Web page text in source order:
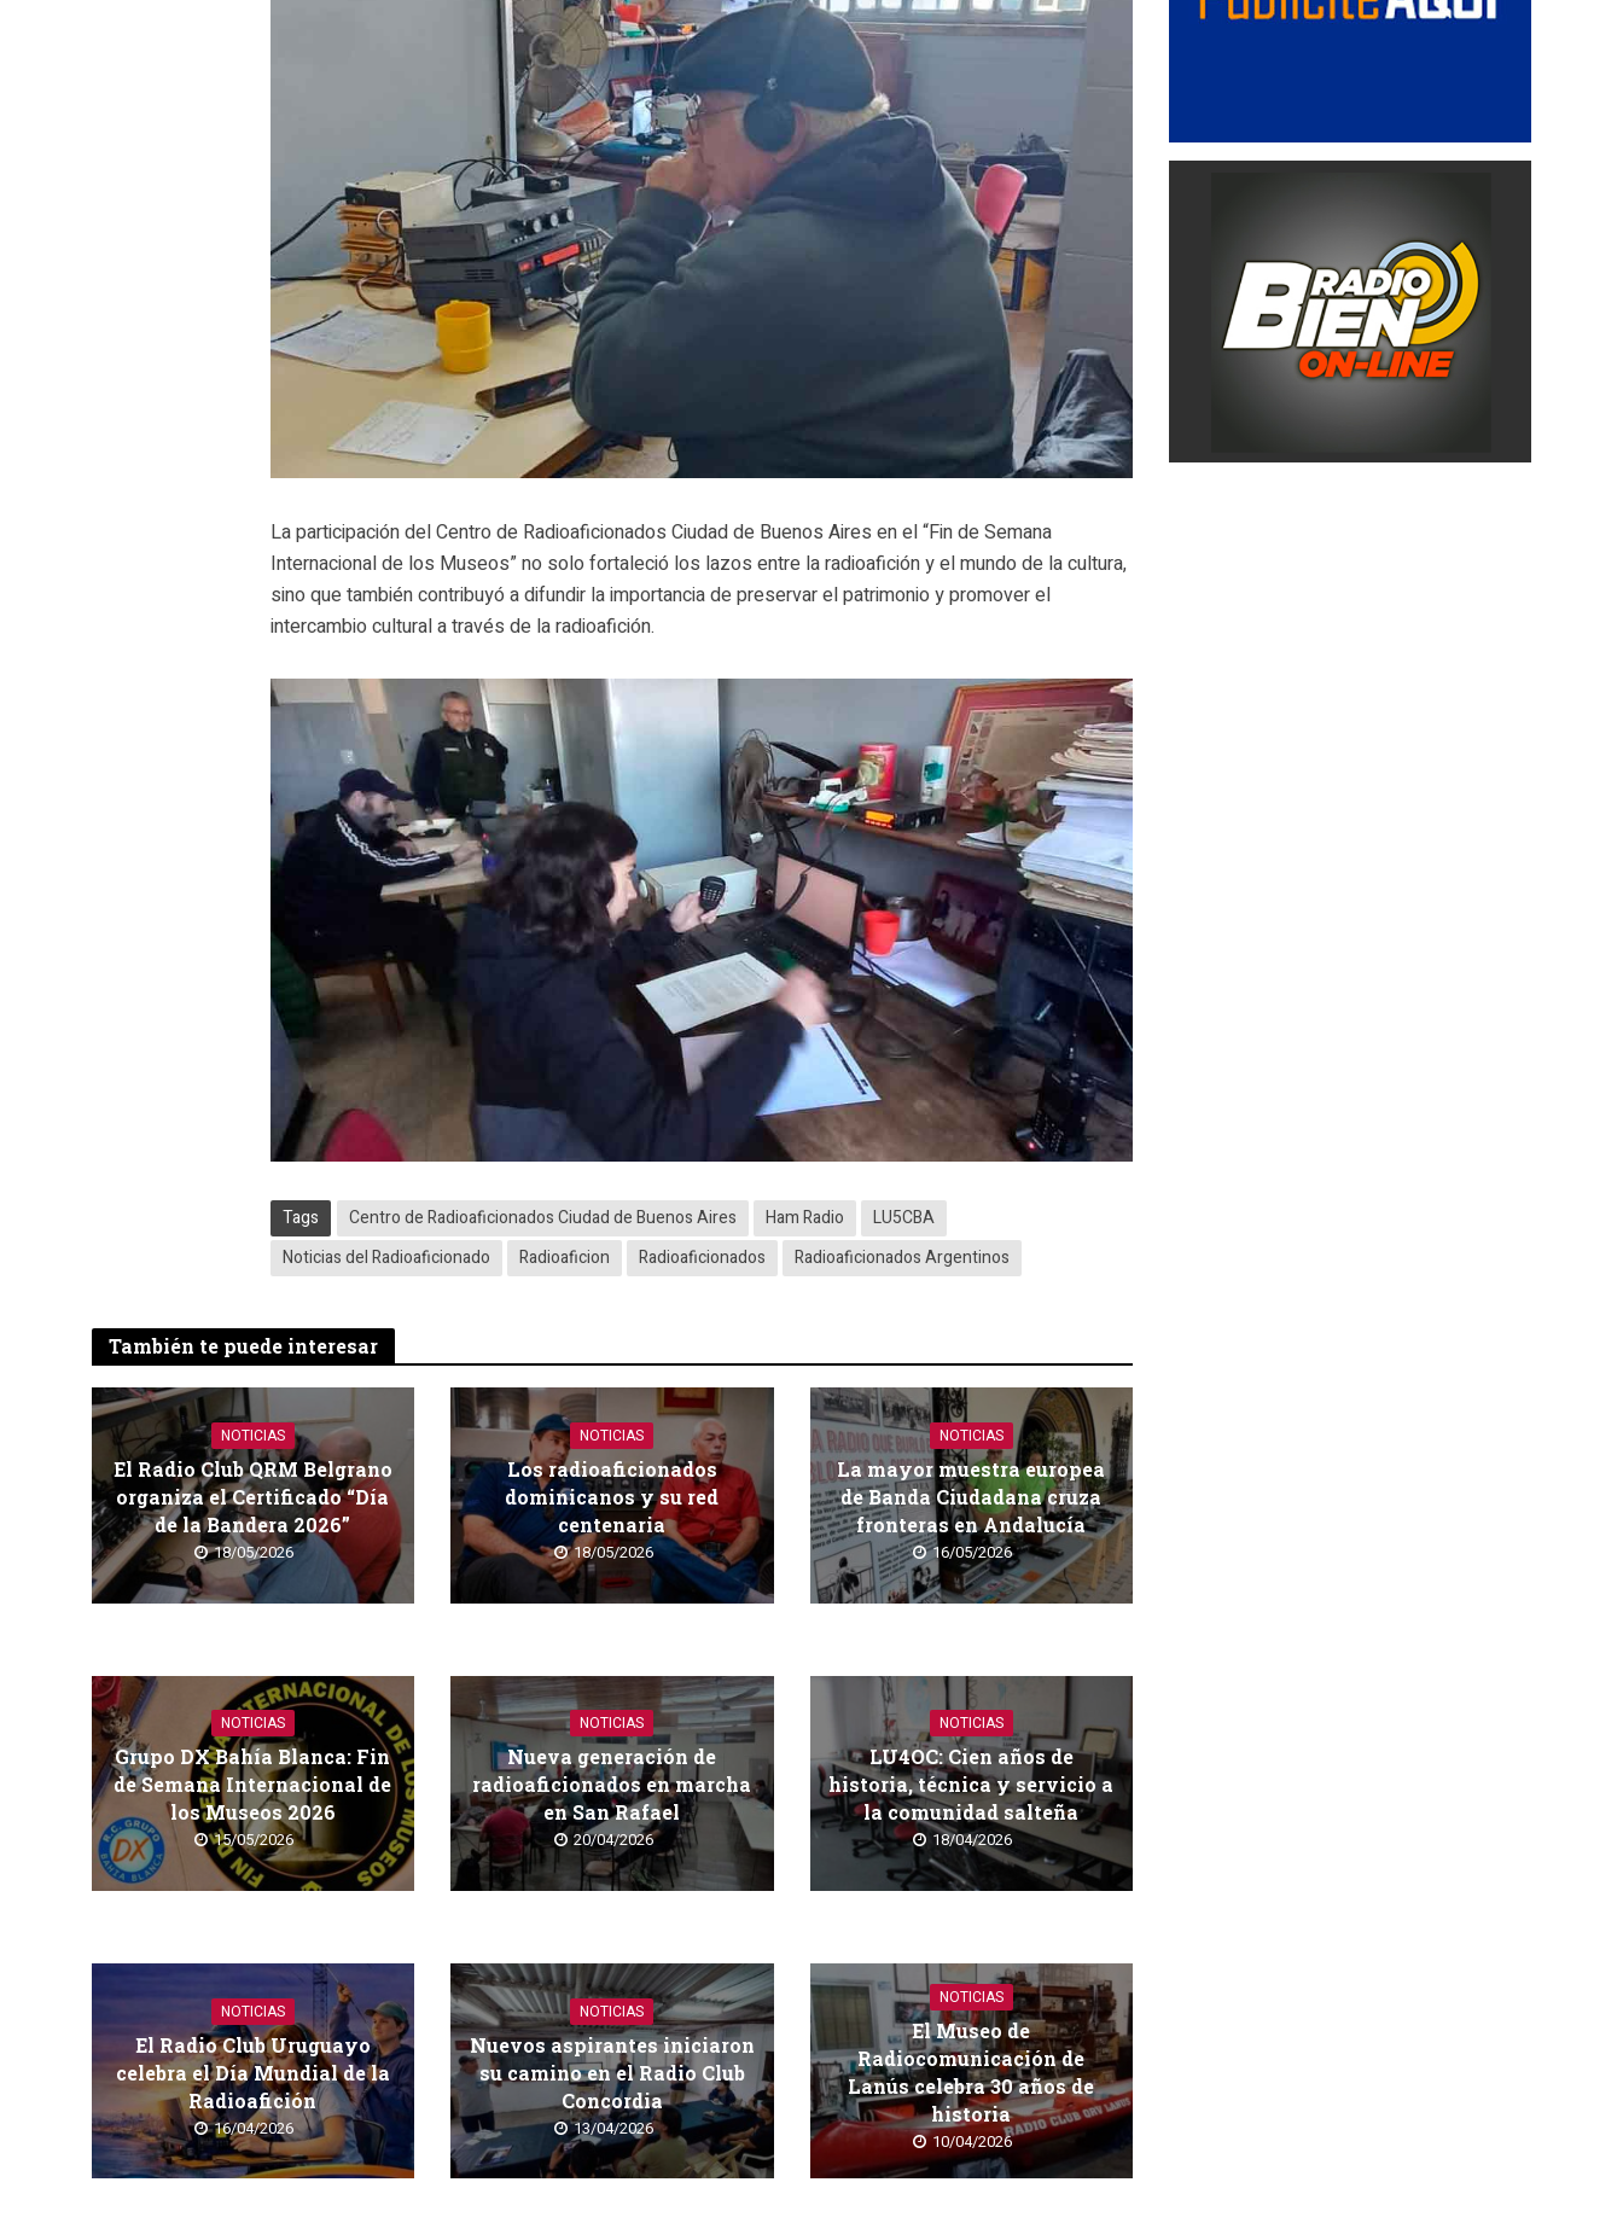
La participación del Centro de Radioaficionados Ciudad de Buenos Aires en el “Fin de Semana
Internacional de los Museos” no solo fortaleció los lazos entre la radioafición y el mundo de la cultura,
sino que también contribuyó a difundir la importancia de preservar el patrimonio y promover el
intercambio cultural a través de la radioafición.
Tags Centro de Radioaficionados Ciudad de Buenos Aires Ham Radio
LU5CBA
Noticias del Radioaficionado
Radioaficion Radioaficionados Radioaficionados Argentinos
También te puede interesar
NOTICIAS
El Radio Club QRM Belgrano
organiza el Certificado “Día
de la Bandera 2026”
18/05/2026
NOTICIAS
Los radioaficionados
dominicanos y su red
centenaria
18/05/2026
NOTICIAS
La mayor muestra europea
de Banda Ciudadana cruza
fronteras en Andalucía
16/05/2026
NOTICIAS
Grupo DX Bahía Blanca: Fin
de Semana Internacional de
los Museos 2026
15/05/2026
NOTICIAS
Nueva generación de
radioaficionados en marcha
en San Rafael
20/04/2026
NOTICIAS
LU4OC: Cien años de
historia, técnica y servicio a
la comunidad salteña
18/04/2026
NOTICIAS
El Radio Club Uruguayo
celebra el Día Mundial de la
Radioafición
16/04/2026
NOTICIAS
Nuevos aspirantes iniciaron
su camino en el Radio Club
Concordia
13/04/2026
NOTICIAS
El Museo de
Radiocomunicación de
Lanús celebra 30 años de
historia
10/04/2026